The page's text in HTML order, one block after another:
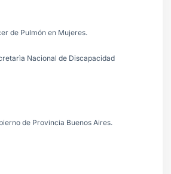
de Pulmón en Mujeres.
Nacional de Discapacidad
de Provincia Buenos Aires.